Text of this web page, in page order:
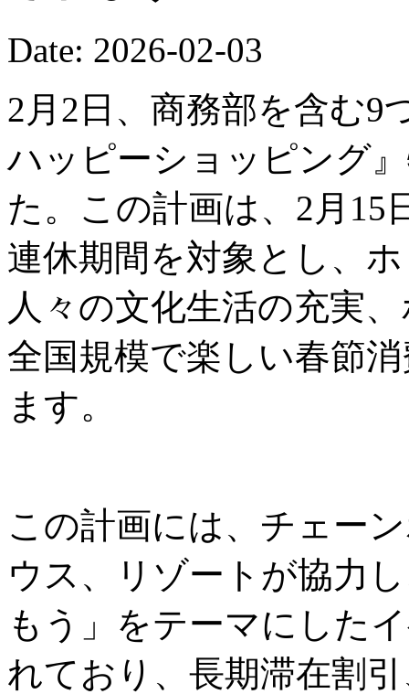
Date: 2026-02-03
2月2日、商務部を含む9
ハッピーショッピング
た。この計画は、2月15
連休期間を対象とし、
人々の文化生活の充実
全国規模で楽しい春節
ます。
この計画には、チェー
ウス、リゾートが協力
もう」をテーマにした
れており、長期滞在割